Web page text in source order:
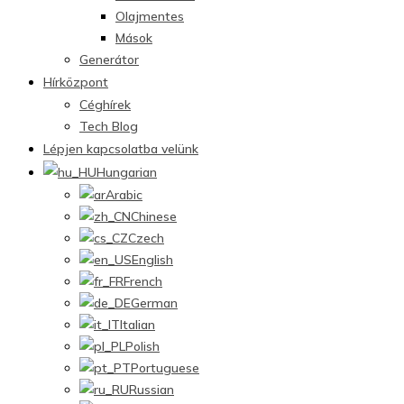
Olajmentes
Mások
Generátor
Hírközpont
Céghírek
Tech Blog
Lépjen kapcsolatba velünk
Hungarian
Arabic
Chinese
Czech
English
French
German
Italian
Polish
Portuguese
Russian